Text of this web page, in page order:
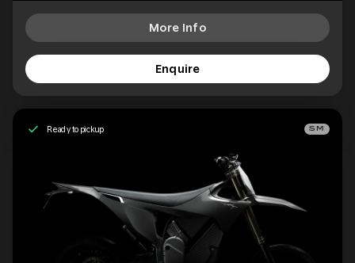
More Info
Enquire
Ready to pickup SM